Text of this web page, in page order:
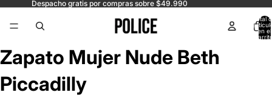
Despacho gratis por compras sobre $49.990
Total
en el
Abrir
imagen
a
pantalla
Abrir
imagen
a
pantalla
Abrir
imagen
a
pantalla
Abrir
imagen
a
pantalla
Zapato Mujer Nude Beth
Piccadilly